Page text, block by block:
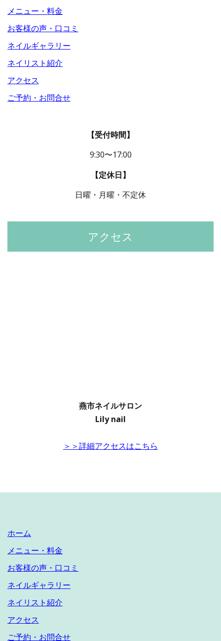
メニュー・料金
お客様の声・口コミ
ネイルギャラリー
ネイリスト紹介
アクセス
ご予約・お問合せ
【受付時間】
9:30〜17:00
【定休日】
日曜・月曜・不定休
アクセス
燕市ネイルサロン
Lily nail
＞＞詳細アクセスはこちら
ホーム
メニュー・料金
お客様の声・口コミ
ネイルギャラリー
ネイリスト紹介
アクセス
ご予約・お問合せ